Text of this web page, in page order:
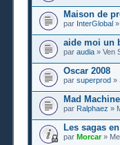
Maison de
par InterGlobal
aide moi un
par audia » Ven
Oscar 2008
par superprod »
Mad
par Ralphaez »
Les sagas
par Morcar»